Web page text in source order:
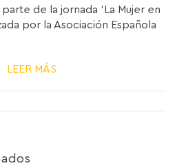
de la jornada ‘La Mujer en
por la Asociación Española
LEER MÁS